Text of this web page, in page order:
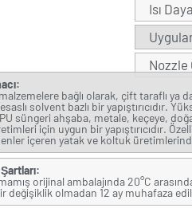
Isı
Nozzle
bağlı olarak, çift taraflı ya
solvent bazlı bir yapıştırıcıdır.
süngeri ahşaba, metale, keçeye,
için uygun bir yapıştırıcıdır.
içeren yatak ve koltuk
orijinal ambalajında 20°C
değişiklik olmadan 12 ay muhafaza